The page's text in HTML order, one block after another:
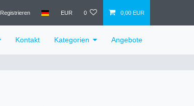
Registrieren EUR 0 0,00 EUR
Kontakt Kategorien Angebote